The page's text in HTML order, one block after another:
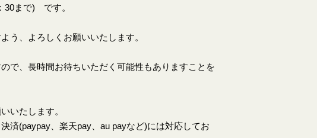
30まで) です。
う、よろしくお願いいたします。
で、長時間お待ちいただく可能性もありますことを
いたします。
済(paypay、楽天pay、au payなど)には対応してお